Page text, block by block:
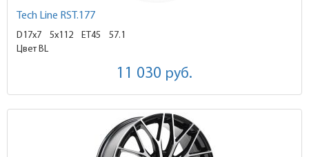
Tech Line RST.177
D17x7 5x112 ET45
57.1
Цвет BL
11 030 руб.